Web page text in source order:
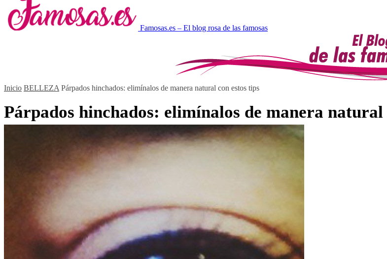
Famosas.es – El blog rosa de las famosas
Inicio BELLEZA Párpados hinchados: elimínalos de manera natural con estos tips
Párpados hinchados: elimínalos de manera natural